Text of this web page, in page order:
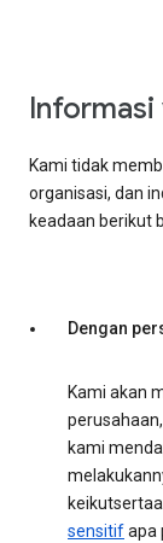
Informasi
Kami tidak
organisasi, dan
keadaan berikut
Dengan
Kami akan
kami
sensitifapa